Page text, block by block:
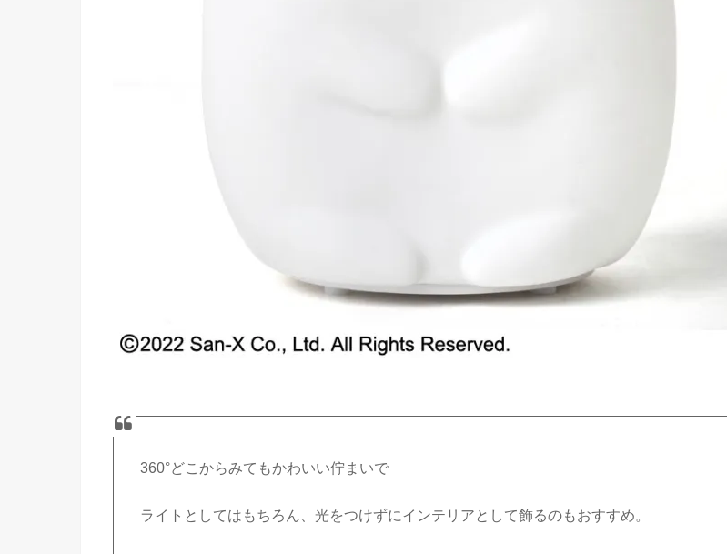
360°どこからみてもかわいい佇まいで
ライトとしてはもちろん、光をつけずにインテリアとして飾るのもおすすめ。